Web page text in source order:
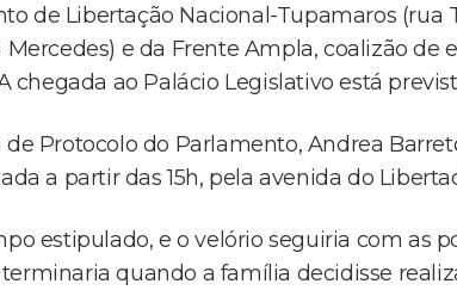
de Libertação Nacional-Tupamaros (rua
e da Frente Ampla, coalizão de
chegada ao Palácio Legislativo está
Protocolo do Parlamento, Andrea
a partir das 15h, pela avenida do
estipulado, e o velório seguiria com as
quando a família decidisse